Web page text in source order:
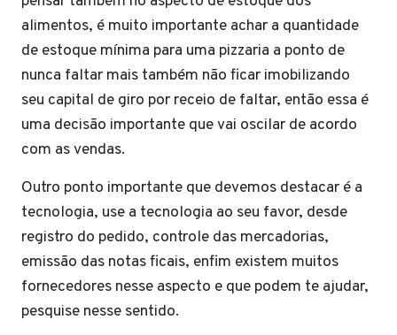
alimentos, é muito importante achar a quantidade
de estoque mínima para uma pizzaria a ponto de
nunca faltar mais também não ficar imobilizando
seu capital de giro por receio de faltar, então essa é
uma decisão importante que vai oscilar de acordo
com as vendas.
Outro ponto importante que devemos destacar é a
tecnologia, use a tecnologia ao seu favor, desde
registro do pedido, controle das mercadorias,
emissão das notas ficais, enfim existem muitos
fornecedores nesse aspecto e que podem te ajudar,
pesquise nesse sentido.